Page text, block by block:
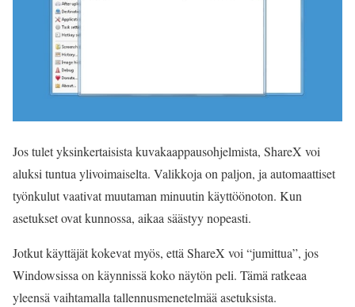
Jos tulet yksinkertaisista kuvakaappausohjelmista, ShareX voi
aluksi tuntua ylivoimaiselta. Valikkoja on paljon, ja automaattiset
työnkulut vaativat muutaman minuutin käyttöönoton. Kun
asetukset ovat kunnossa, aikaa säästyy nopeasti.
Jotkut käyttäjät kokevat myös, että ShareX voi “jumittua”, jos
Windowsissa on käynnissä koko näytön peli. Tämä ratkeaa
yleensä vaihtamalla tallennusmenetelmää asetuksista.